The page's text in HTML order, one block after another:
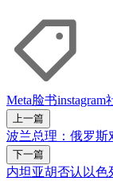
Meta脸书instagram
上一篇
波兰总理：俄罗斯
下一篇
内坦亚胡否认以色